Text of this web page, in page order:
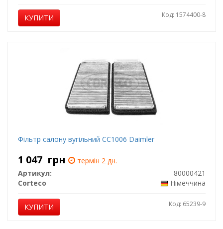
КУПИТИ Код: 1574400-8
Фільтр салону вугільний CC1006 Daimler
1 047 грн
термін 2 дн.
Артикул:
80000421
Corteco
Німеччина
КУПИТИ Код: 65239-9